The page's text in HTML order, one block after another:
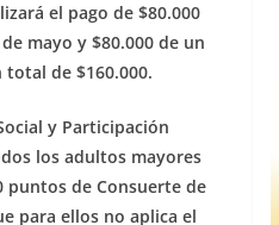
el pago de $80.000
mayo y $80.000 de un
de $160.000.
y Participación
los adultos mayores
puntos de Consuerte de
para ellos no aplica el